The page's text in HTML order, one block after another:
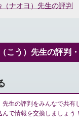
ナオヨ）先生の評判
こう）先生の評判
先生の評判をみんなで共
で情報を交換しましょ